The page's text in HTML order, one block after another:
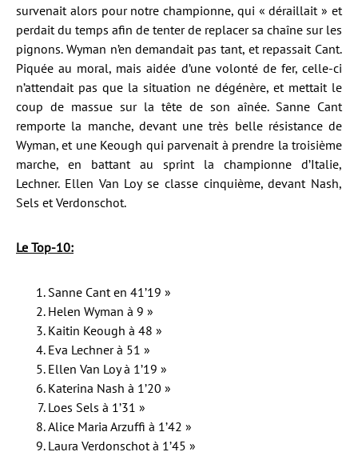
survenait alors pour notre championne, qui « déraillait » et
perdait du temps afin de tenter de replacer sa chaîne sur les
pignons. Wyman n’en demandait pas tant, et repassait Cant.
Piquée au moral, mais aidée d’une volonté de fer, celle-ci
n’attendait pas que la situation ne dégénère, et mettait le
coup de massue sur la tête de son aînée. Sanne Cant
remporte la manche, devant une très belle résistance de
Wyman, et une Keough qui parvenait à prendre la troisième
marche, en battant au sprint la championne d’Italie,
Lechner. Ellen Van Loy se classe cinquième, devant Nash,
Sels et Verdonschot.
Le Top-10:
Sanne Cant en 41’19 »
Helen Wyman à 9 »
Kaitin Keough à 48 »
Eva Lechner à 51 »
Ellen Van Loy à 1’19 »
Katerina Nash à 1’20 »
Loes Sels à 1’31 »
Alice Maria Arzuffi à 1’42 »
Laura Verdonschot à 1’45 »